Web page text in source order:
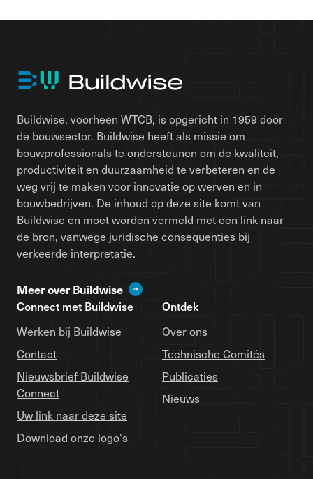
Buildwise, voorheen WTCB, is opgericht in 1959 door
de bouwsector. Buildwise heeft als missie om
bouwprofessionals te ondersteunen om de kwaliteit,
productiviteit en duurzaamheid te verbeteren en de
weg vrij te maken voor innovatie op werven en in
bouwbedrijven. De inhoud op deze site komt van
Buildwise en moet worden vermeld met een link naar
de bron, vanwege juridische consequenties bij
verkeerde interpretatie.
Meer over Buildwise
Connect met Buildwise
Werken bij Buildwise
Contact
Nieuwsbrief Buildwise
Connect
Uw link naar deze site
Download onze logo's
Ontdek
Over ons
Technische Comités
Publicaties
Nieuws